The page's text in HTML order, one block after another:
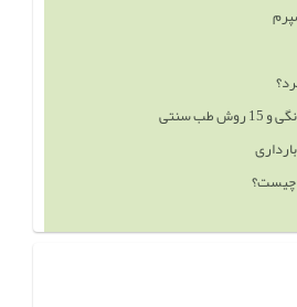
چیست؟
شدن سينه ميشود